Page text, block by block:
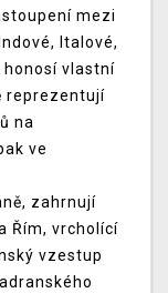
mezi
Italové,
honosí vlastní
reprezentují
na
ve
zahrnují
Řím, vrcholící
vzestup